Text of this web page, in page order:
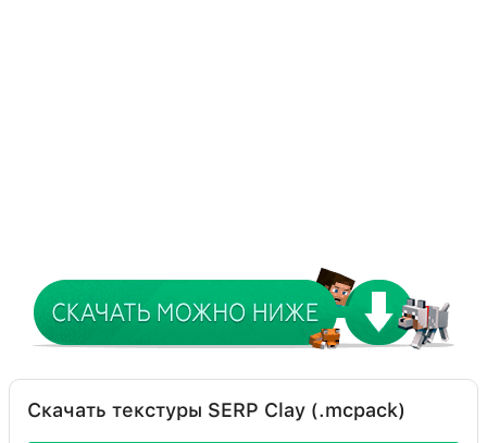
Скачать текстуры SERP Clay (.mcpack)